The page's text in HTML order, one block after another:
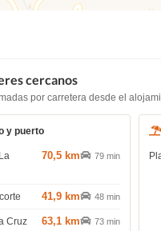
cercanos
por carretera desde el
y puerto
70,5 km 79 min
41,9 km 48 min
Cruz
63,1 km 73 min